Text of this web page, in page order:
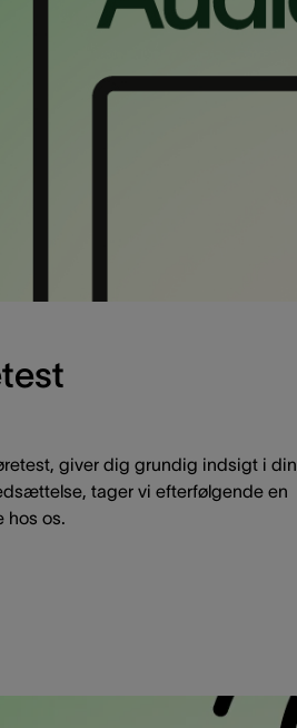
giver dig grundig indsigt i din
tager vi efterfølgende en
hos os.